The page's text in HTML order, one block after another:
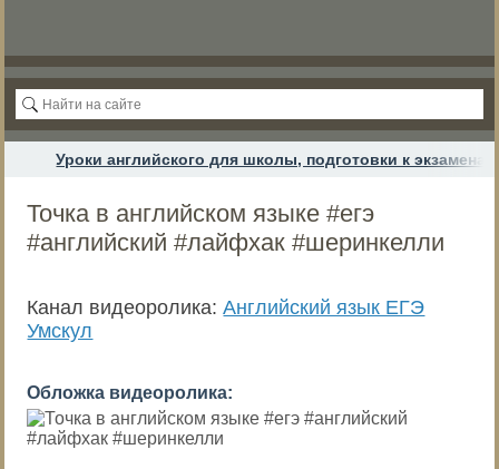
Уроки английского для школы, подготовки к
Точка в английском языке #егэ
#английский #лайфхак #шеринкелли
Канал видеоролика:Английский язык ЕГЭ
Умскул
Обложка видеоролика: